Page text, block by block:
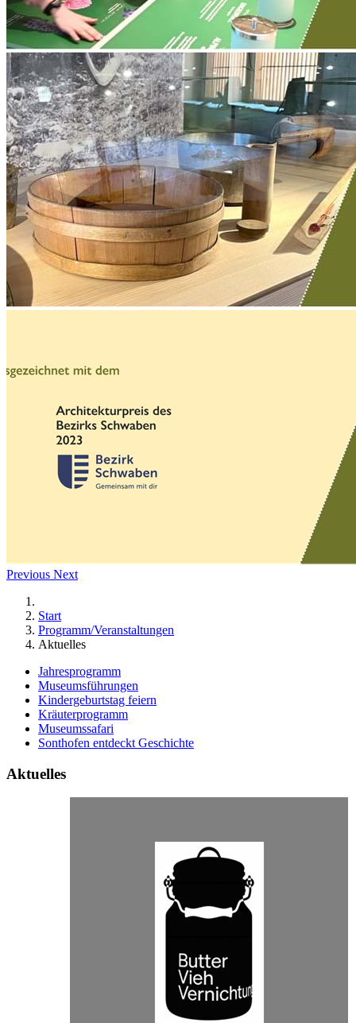
Previous Next
Start
Programm/Veranstaltungen
Aktuelles
Jahresprogramm
Museumsführungen
Kindergeburtstag feiern
Kräuterprogramm
Museumssafari
Sonthofen entdeckt Geschichte
Aktuelles